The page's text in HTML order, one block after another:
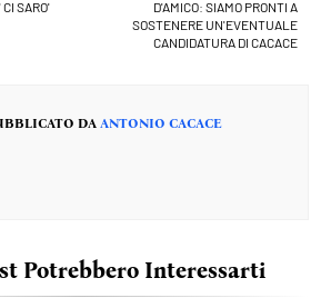
D'AMICO: SIAMO PRONTI A
SOSTENERE UN'EVENTUALE
CANDIDATURA DI CACACE
SARO'
DA ANTONIO CACACE
Potrebbero Interessarti